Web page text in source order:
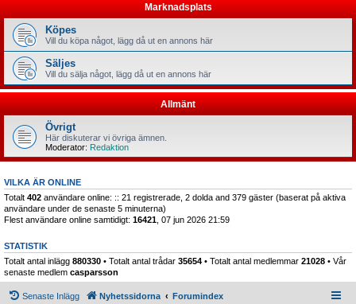
Marknadsplats
Köpes
Vill du köpa något, lägg då ut en annons här
Säljes
Vill du sälja något, lägg då ut en annons här
Allmänt
Övrigt
Här diskuterar vi övriga ämnen.
Moderator: Redaktion
VILKA ÄR ONLINE
Totalt 402 användare online: :: 21 registrerade, 2 dolda and 379 gäster (baserat på aktiva
användare under de senaste 5 minuterna)
Flest användare online samtidigt: 16421 , 07 jun 2026 21:59
STATISTIK
Totalt antal inlägg 880330 • Totalt antal trådar 35654 • Totalt antal medlemmar 21028 • Vår
senaste medlem casparsson
Senaste Inlägg Nyhetssidorna Forumindex